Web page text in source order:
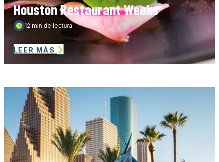
Houston Restaurant Weeks
12 min de lectura
LEER MÁS